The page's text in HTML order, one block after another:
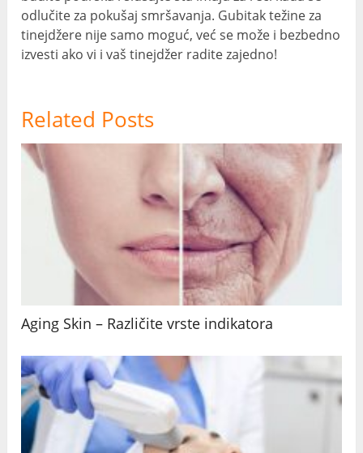
odlučite za pokušaj smršavanja. Gubitak težine za
tinejdžere nije samo moguć, već se može i bezbedno
izvesti ako vi i vaš tinejdžer radite zajedno!
Related Posts
Aging Skin – Različite vrste indikatora